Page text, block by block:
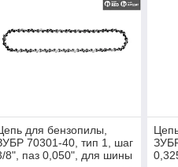
для бензопилы,
70301-40, тип 1, шаг
8", паз 0,050", для шины